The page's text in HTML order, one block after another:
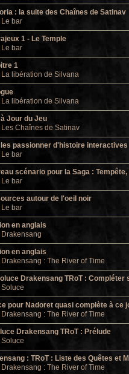
: la suite des Chaînes de Satinav
Le bar
1 - Le Temple
Le bar
1
La libération de Silvana
La libération de Silvana
à Jour du Jeu
Les Chaînes de Satinav
les passionner d'histoire interactives
Le bar
scénario pour la Saga :
Le bar
autour de l'oeil noir
Le bar
en anglais
Drakensang
en anglais
Drakensang : The River of Time
Drakensang TRoT : Compléter
Soluce
pour Nadoret quasi complète à ce
Drakensang : The River of Time
Drakensang TRoT : Prélude
Soluce
: TRoT : Liste des Quêtes et
Drakensang : The River of Time